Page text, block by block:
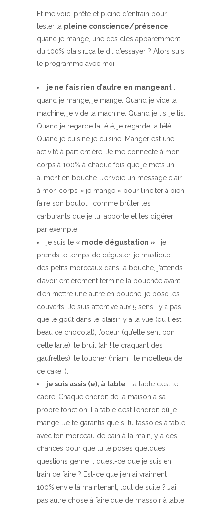
Et me voici prête et pleine d’entrain pour
tester la pleine conscience/présence
quand je mange, une des clés apparemment
du 100% plaisir…ça te dit d’essayer ? Alors suis
le programme avec moi !
je ne fais rien d’autre en mangeant :
quand je mange, je mange. Quand je vide la
machine, je vide la machine. Quand je lis, je lis.
Quand je regarde la télé, je regarde la télé.
Quand je cuisine je cuisine. Manger est une
activité à part entière. Je me connecte à mon
corps à 100% à chaque fois que je mets un
aliment en bouche. J’envoie un message clair
à mon corps « je mange » pour l’inciter à bien
faire son boulot : comme brûler les
carburants que je lui apporte et les digérer
par exemple.
je suis le « mode dégustation » : je
prends le temps de déguster, je mastique,
des petits morceaux dans la bouche, j’attends
d’avoir entièrement terminé la bouchée avant
d’en mettre une autre en bouche, je pose les
couverts. Je suis attentive aux 5 sens : y a pas
que le goût dans le plaisir, y a la vue (qu’il est
beau ce chocolat), l’odeur (qu’elle sent bon
cette tarte), le bruit (ah ! le craquant des
gaufrettes), le toucher (miam ! le moelleux de
ce cake !).
je suis assis (e), à table : la table c’est le
cadre. Chaque endroit de la maison a sa
propre fonction. La table c’est l’endroit où je
mange. Je te garantis que si tu t’assoies à table
avec ton morceau de pain à la main, y a des
chances pour que tu te poses quelques
questions genre : qu’est-ce que je suis en
train de faire ? Est-ce que j’en ai vraiment
100% envie là maintenant, tout de suite ? J’ai
pas autre chose à faire que de m’assoir à table